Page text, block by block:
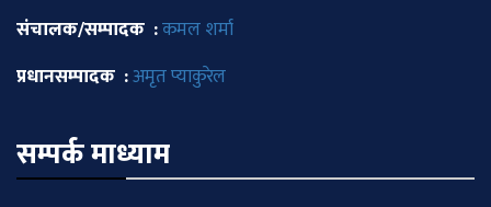
संचालक/सम्पादक :कमल शर्मा
प्रधानसम्पादक :अमृत प्याकुरेल
सम्पर्क माध्याम